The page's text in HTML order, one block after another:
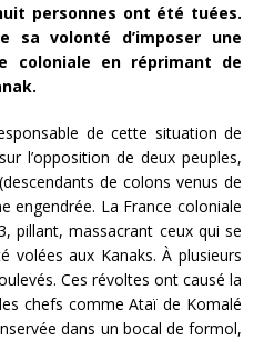
personnes ont été tuées.
sa volonté d’imposer une
coloniale en réprimant de
de cette situation de
l’opposition de deux peuples,
de colons venus de
engendrée. La France coloniale
pillant, massacrant ceux qui se
volées aux Kanaks. À plusieurs
Ces révoltes ont causé la
chefs comme Ataï de Komalé
dans un bocal de formol,